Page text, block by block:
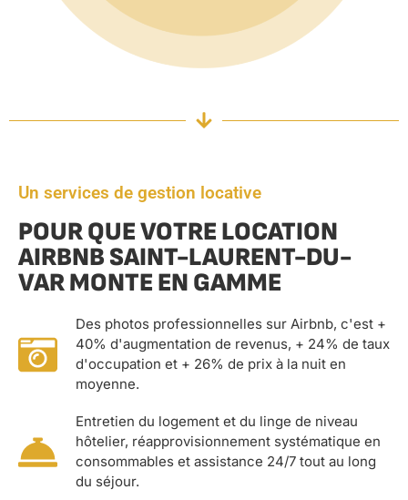
Un services de gestion locative
POUR QUE VOTRE LOCATION
AIRBNB SAINT-LAURENT-DU-
VAR MONTE EN GAMME
Des photos professionnelles sur Airbnb, c'est +
40% d'augmentation de revenus, + 24% de taux
d'occupation et + 26% de prix à la nuit en
moyenne.
Entretien du logement et du linge de niveau
hôtelier, réapprovisionnement systématique en
consommables et assistance 24/7 tout au long
du séjour.